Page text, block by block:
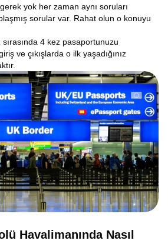
yok her zaman aynı soruları
sorular var. Rahat olun o konuyu
4 kez pasaportunuzu
ve çıkışlarda o ilk yaşadığınız
Havalimanında Nasıl